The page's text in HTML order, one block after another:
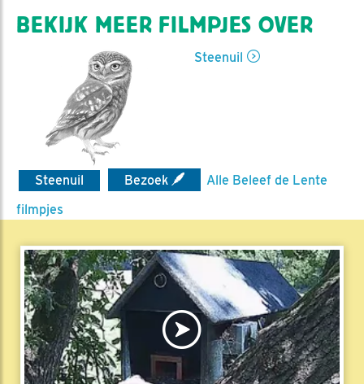
BEKIJK MEER FILMPJES OVER
Steenuil
Steenuil Bezoek
Alle Beleef de Lente
filmpjes